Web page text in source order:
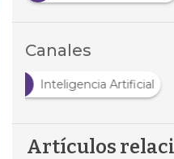
Canales
Inteligencia Artificial
Artículos